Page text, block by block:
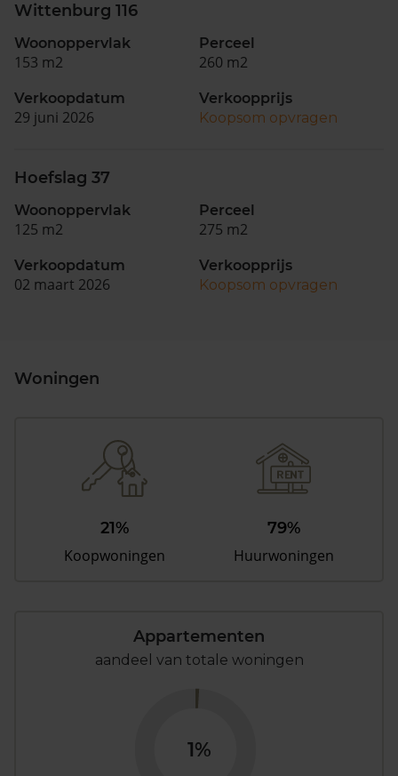
Wittenburg 116
Woonoppervlak
153 m2
Perceel
260 m2
Verkoopdatum
29 juni 2026
Verkoopprijs
Koopsom opvragen
Hoefslag 37
Woonoppervlak
125 m2
Perceel
275 m2
Verkoopdatum
02 maart 2026
Verkoopprijs
Koopsom opvragen
Woningen
21%
Koopwoningen
79%
Huurwoningen
Appartementen
aandeel van totale woningen
1%